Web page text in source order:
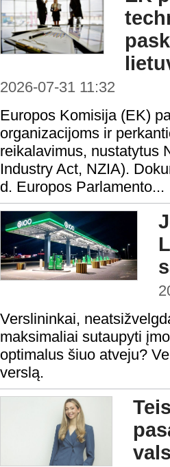
2026-07-31 11:32
Europos Komisija (EK)
organizacijoms ir
reikalavimus, nustatytus
Industry Act, NZIA).
d. Europos Parlamento...
Verslininkai,
maksimaliai sutaupyti
optimalus šiuo atveju?
verslą.